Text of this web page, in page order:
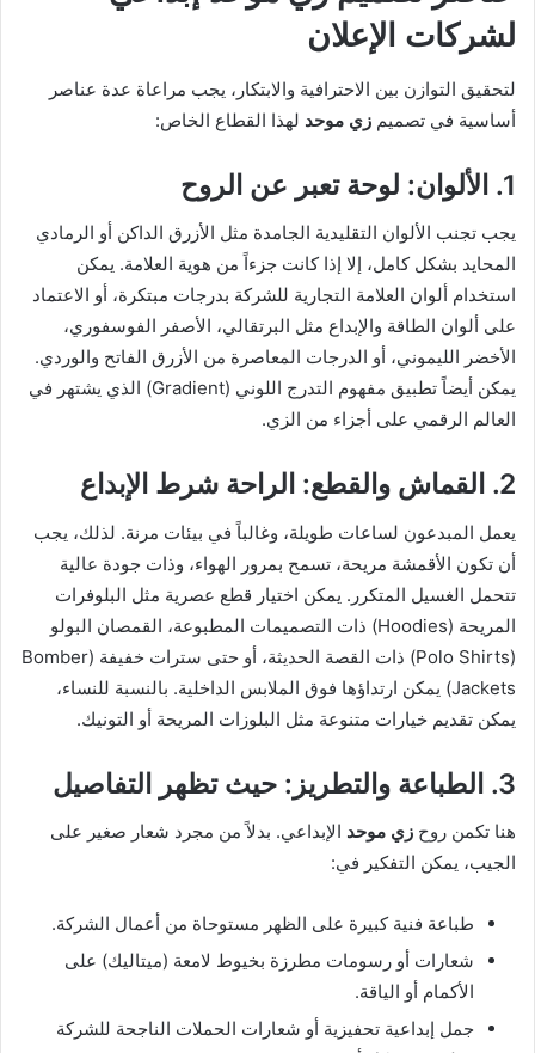
لشركات الإعلان
لتحقيق التوازن بين الاحترافية والابتكار، يجب مراعاة عدة عناصر
أساسية في تصميم زي موحد لهذا القطاع الخاص:
1. الألوان: لوحة تعبر عن الروح
يجب تجنب الألوان التقليدية الجامدة مثل الأزرق الداكن أو الرمادي
المحايد بشكل كامل، إلا إذا كانت جزءاً من هوية العلامة. يمكن
استخدام ألوان العلامة التجارية للشركة بدرجات مبتكرة، أو الاعتماد
على ألوان الطاقة والإبداع مثل البرتقالي، الأصفر الفوسفوري،
الأخضر الليموني، أو الدرجات المعاصرة من الأزرق الفاتح والوردي.
يمكن أيضاً تطبيق مفهوم التدرج اللوني (Gradient) الذي يشتهر في
العالم الرقمي على أجزاء من الزي.
2. القماش والقطع: الراحة شرط الإبداع
يعمل المبدعون لساعات طويلة، وغالباً في بيئات مرنة. لذلك، يجب
أن تكون الأقمشة مريحة، تسمح بمرور الهواء، وذات جودة عالية
تتحمل الغسيل المتكرر. يمكن اختيار قطع عصرية مثل البلوفرات
المريحة (Hoodies) ذات التصميمات المطبوعة، القمصان البولو
(Polo Shirts) ذات القصة الحديثة، أو حتى سترات خفيفة (Bomber
Jackets) يمكن ارتداؤها فوق الملابس الداخلية. بالنسبة للنساء،
يمكن تقديم خيارات متنوعة مثل البلوزات المريحة أو التونيك.
3. الطباعة والتطريز: حيث تظهر التفاصيل
هنا تكمن روح زي موحد الإبداعي. بدلاً من مجرد شعار صغير على
الجيب، يمكن التفكير في:
طباعة فنية كبيرة على الظهر مستوحاة من أعمال الشركة.
شعارات أو رسومات مطرزة بخيوط لامعة (ميتاليك) على
الأكمام أو الياقة.
جمل إبداعية تحفيزية أو شعارات الحملات الناجحة للشركة